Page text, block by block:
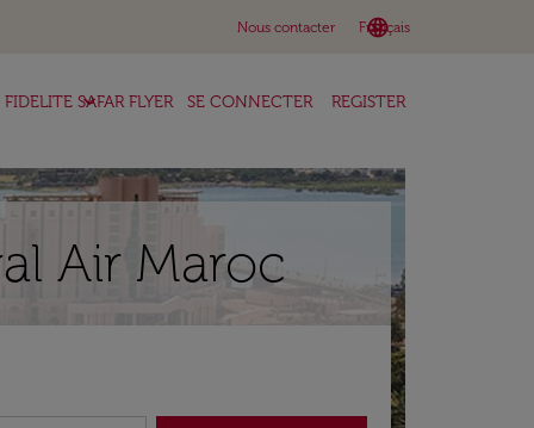
Nous contacter language
Français
keyboard_arrow_down
FIDELITE SAFAR FLYER
keyboard_arrow_down SE CONNECTER REGISTER
Air Maroc